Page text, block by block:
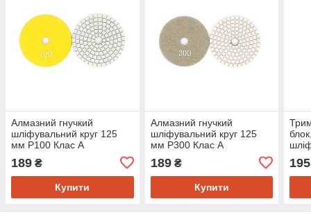
Алмазний гнучкий
шліфувальний круг 125
мм P100 Клас А
189 ₴
Купити
Алмазний гнучкий
шліфувальний круг 125
мм P300 Клас А
189₴
Купити
195